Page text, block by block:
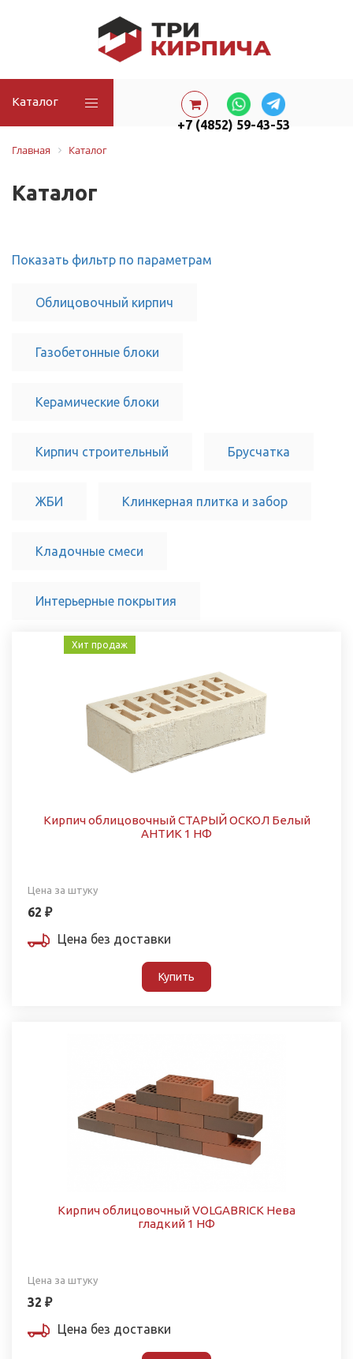
Каталог
+7 (4852) 59-43-53
Главная
Каталог
Каталог
Показать фильтр по параметрам
Облицовочный кирпич
Газобетонные блоки
Керамические блоки
Кирпич строительный Брусчатка
ЖБИ Клинкерная плитка и забор
Кладочные смеси
Интерьерные покрытия
Хит продаж
Кирпич облицовочный СТАРЫЙ ОСКОЛ Белый
АНТИК 1 НФ
Цена за штуку
62 ₽
Цена без доставки
Купить
Кирпич облицовочный VOLGABRICK Нева
гладкий 1 НФ
Цена за штуку
32 ₽
Цена без доставки